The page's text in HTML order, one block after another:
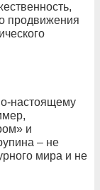
продвижения
настоящему
и
– не
мира и не